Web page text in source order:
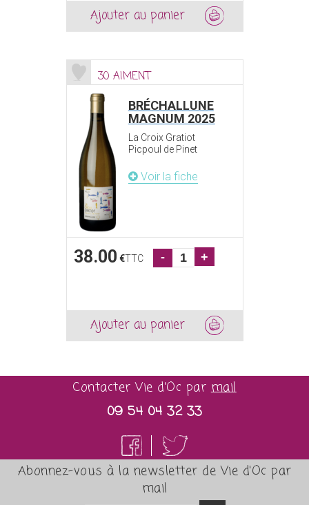
Ajouter au panier
30 AIMENT
BRÉCHALLUNE
MAGNUM 2025
La Croix Gratiot
Picpoul de Pinet
Voir la fiche
38.00 €TTC - +
Ajouter au panier
Contacter Vie d'Oc parmail
09 54 04 32 33
Abonnez-vous à la newsletter de Vie d'Oc par
mail